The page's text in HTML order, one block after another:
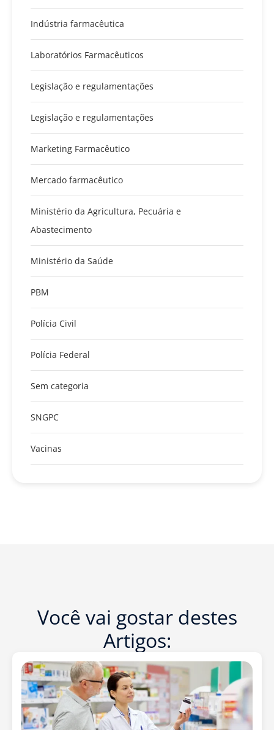
Indústria farmacêutica
Laboratórios Farmacêuticos
Legislação e regulamentações
Legislação e regulamentações
Marketing Farmacêutico
Mercado farmacêutico
Ministério da Agricultura, Pecuária e
Abastecimento
Ministério da Saúde
PBM
Polícia Civil
Polícia Federal
Sem categoria
SNGPC
Vacinas
Você vai gostar destes
Artigos: